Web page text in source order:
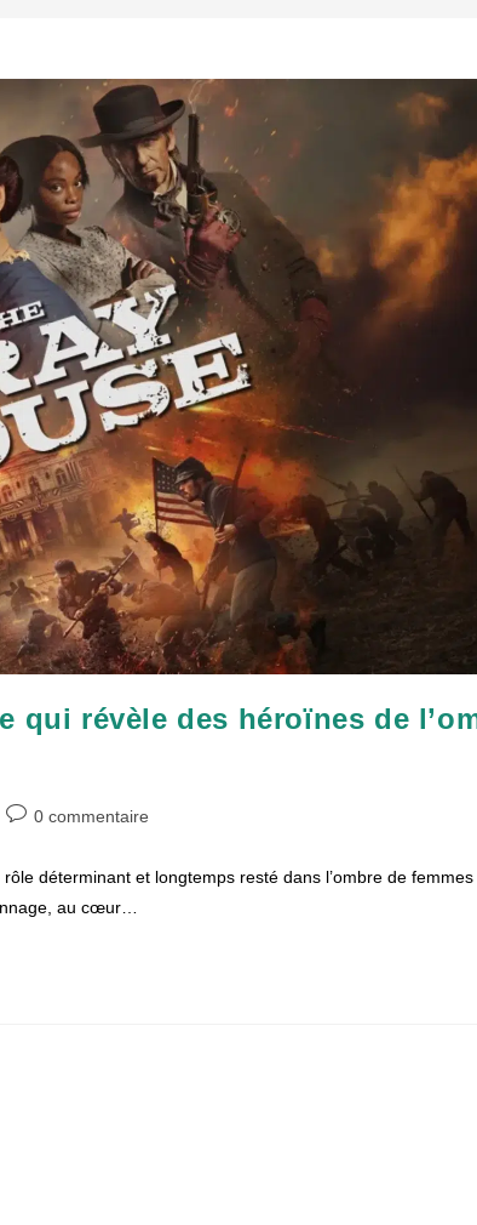
qui révèle des héroïnes de
Commentaires
0 commentaire
déterminant et longtemps resté dans l’ombre de femmes
au cœur…